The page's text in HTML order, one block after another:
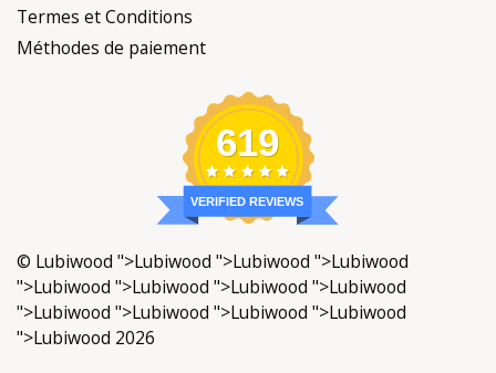
Termes et Conditions
Méthodes de paiement
619
VERIFIED REVIEWS
© Lubiwood ">Lubiwood ">Lubiwood ">Lubiwood
">Lubiwood ">Lubiwood ">Lubiwood ">Lubiwood
">Lubiwood ">Lubiwood ">Lubiwood ">Lubiwood
">Lubiwood 2026